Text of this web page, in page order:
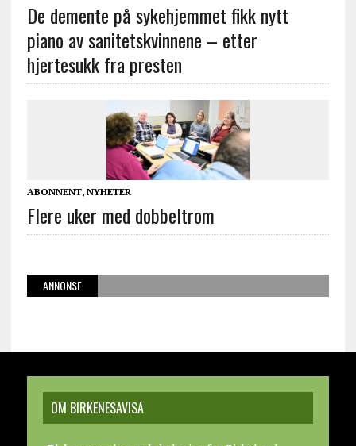
De demente på sykehjemmet fikk nytt
piano av sanitetskvinnene – etter
hjertesukk fra presten
ABONNENT, NYHETER
Flere uker med dobbeltrom
ANNONSE
OM BIRKENESAVISA